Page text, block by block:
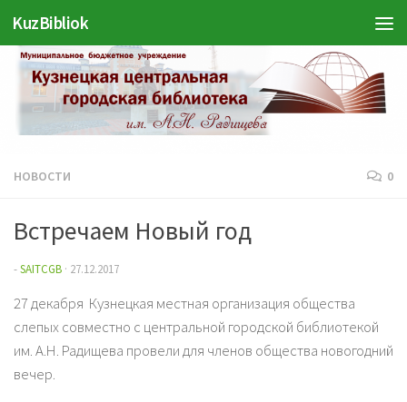
Перейти к содержимому
KuzBibliok
НОВОСТИ 0
Встречаем Новый год
-SAITCGB · 27.12.2017
27 декабря Кузнецкая местная организация общества
слепых совместно с центральной городской библиотекой
им. А.Н. Радищева провели для членов общества новогодний
вечер.